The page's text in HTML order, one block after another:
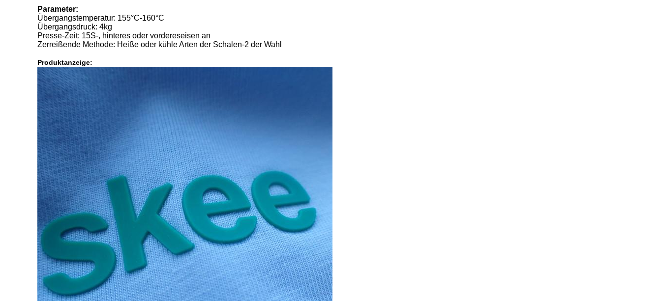
Parameter:
Übergangstemperatur: 155°C-160°C
Übergangsdruck: 4kg
Presse-Zeit: 15S-, hinteres oder vordereseisen an
Zerreißende Methode: Heiße oder kühle Arten der Schalen-2 der Wahl
Produktanzeige: